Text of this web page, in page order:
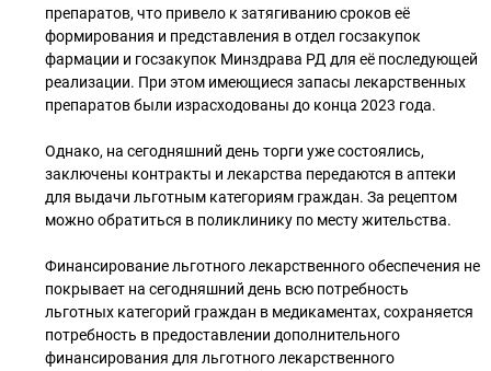
препаратов, что привело к затягиванию сроков её
формирования и представления в отдел госзакупок
фармации и госзакупок Минздрава РД для её последующей
реализации. При этом имеющиеся запасы лекарственных
препаратов были израсходованы до конца 2023 года.
Однако, на сегодняшний день торги уже состоялись,
заключены контракты и лекарства передаются в аптеки
для выдачи льготным категориям граждан. За рецептом
можно обратиться в поликлинику по месту жительства.
Финансирование льготного лекарственного обеспечения не
покрывает на сегодняшний день всю потребность
льготных категорий граждан в медикаментах, сохраняется
потребность в предоставлении дополнительного
финансирования для льготного лекарственного